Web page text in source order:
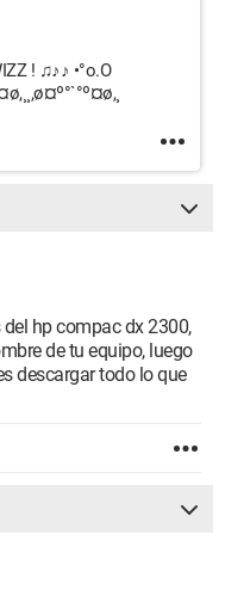
! ♫♪♪ •°o.O
hp compac dx 2300,
de tu equipo, luego
descargar todo lo que